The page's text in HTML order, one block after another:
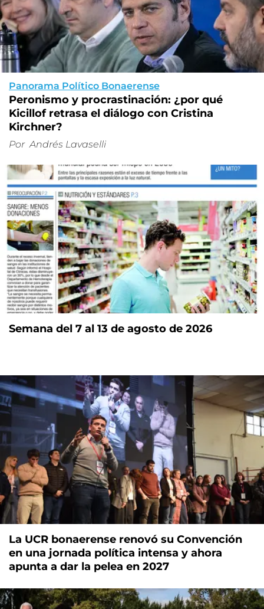
Panorama Político Bonaerense
Peronismo y procrastinación: ¿por qué
Kicillof retrasa el diálogo con Cristina
Kirchner?
Por Andrés Lavaselli
Semana del 7 al 13 de agosto de 2026
La UCR bonaerense renovó su Convención
en una jornada política intensa y ahora
apunta a dar la pelea en 2027